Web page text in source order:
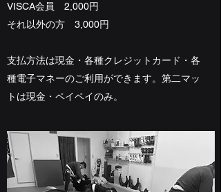
VISCA会員 2,000円
それ以外の方 3,000円
​支払方法は現金・各種クレジットカード・各
種電子マネーのご利用ができます。第二マッ
トは現金・ペイペイのみ。